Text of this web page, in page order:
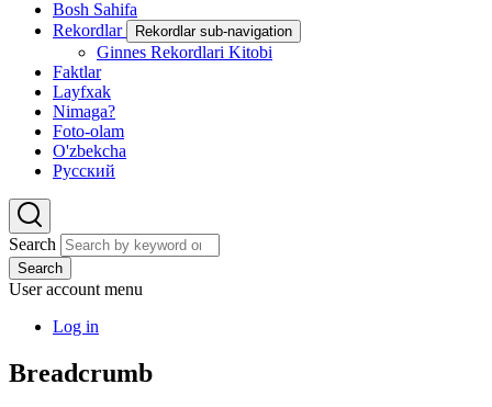
Bosh Sahifa
Rekordlar
Rekordlar sub-navigation
Ginnes Rekordlari Kitobi
Faktlar
Layfxak
Nimaga?
Foto-olam
O'zbekcha
Русский
Search
Search
User account menu
Log in
Breadcrumb